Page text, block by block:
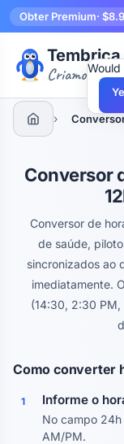
Obter Premium·
Tembrica
Criamos
›
Conversor
Conversor de
de saúde,
sincronizados ao
imediatamente.
(14:30, 2:30
Como converter
1 Informe o
No campo
AM/PM.
Would